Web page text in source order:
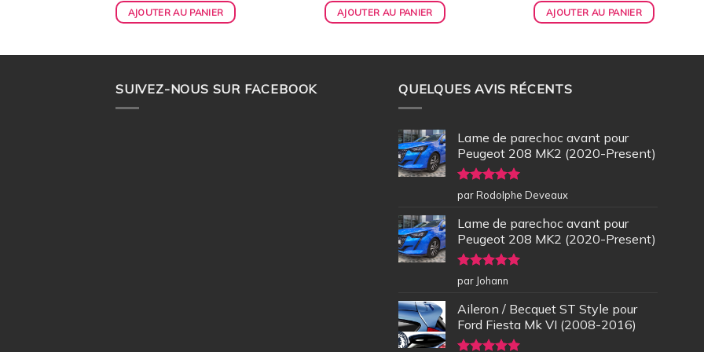
AJOUTER AU PANIER AJOUTER AU PANIER AJOUTER AU PANIER
SUIVEZ-NOUS SUR FACEBOOK QUELQUES AVIS RÉCENTS
Lame de parechoc avant pour
Peugeot 208 MK2 (2020-Present)
Note5sur
5
par Rodolphe Deveaux
Lame de parechoc avant pour
Peugeot 208 MK2 (2020-Present)
Note5sur
5
par Johann
Aileron / Becquet ST Style pour
Ford Fiesta Mk VI (2008-2016)